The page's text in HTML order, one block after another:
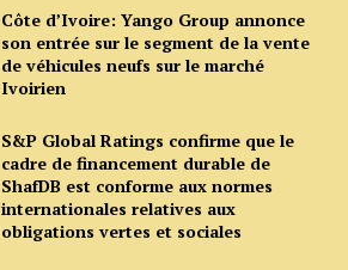
Côte d’Ivoire: Yango Group annonce
son entrée sur le segment de la vente
de véhicules neufs sur le marché
Ivoirien
S&P Global Ratings confirme que le
cadre de financement durable de
ShafDB est conforme aux normes
internationales relatives aux
obligations vertes et sociales